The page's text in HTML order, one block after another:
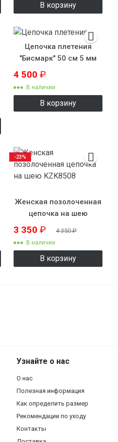
В корзину
Цепочка плетения
"Бисмарк" 50 см 5 мм
4 500 ₽
В наличии
В корзину
Женская позолоченная
цепочка на шею
KZK8508
3 350 ₽ 4 350₽
В наличии
В корзину
-23%
Узнайте о нас
О нас
Полезная информация
Как определить размер
Рекомендации по уходу
Контакты